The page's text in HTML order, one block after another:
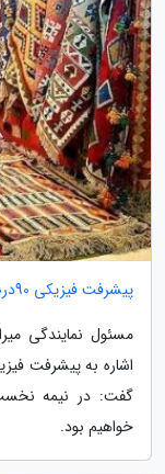
پیشرفت فیزیکی 90درصدی ساختمان صنایع دستی شهر نمین
مسئول نمایندگی
گفت: در نیمه
خواهیم بود.